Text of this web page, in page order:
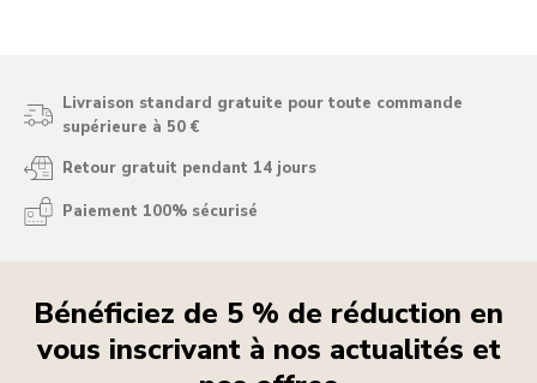
Livraison standard gratuite pour toute commande
supérieure à 50 €
Retour gratuit pendant 14 jours
Paiement 100% sécurisé
Bénéficiez de 5 % de réduction en
vous inscrivant à nos actualités et